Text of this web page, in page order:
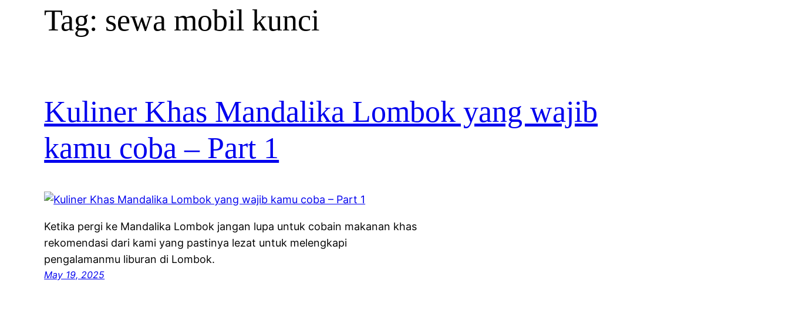
Tag: sewa mobil kunci
Kuliner Khas Mandalika Lombok yang wajib
kamu coba – Part 1
Ketika pergi ke Mandalika Lombok jangan lupa untuk cobain makanan khas
rekomendasi dari kami yang pastinya lezat untuk melengkapi
pengalamanmu liburan di Lombok.
May 19, 2025